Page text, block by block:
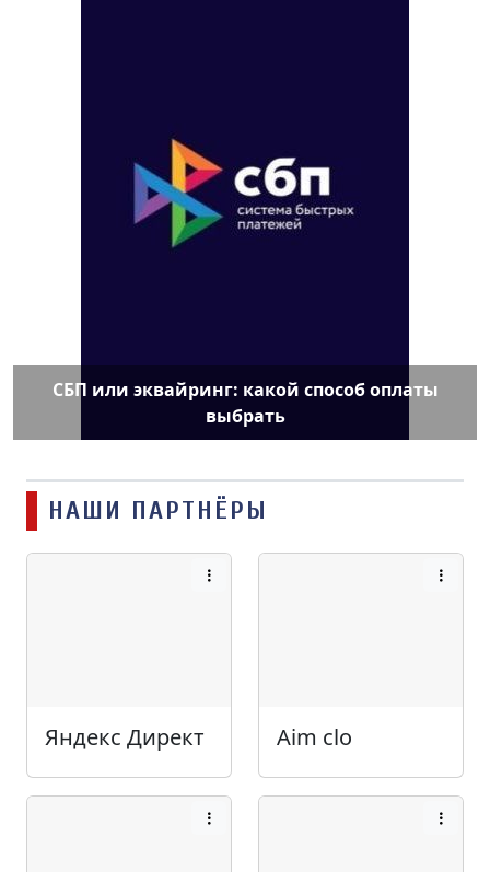
СБП или эквайринг: какой способ оплаты
выбрать
НАШИ ПАРТНЁРЫ
Яндекс Директ Aim clo